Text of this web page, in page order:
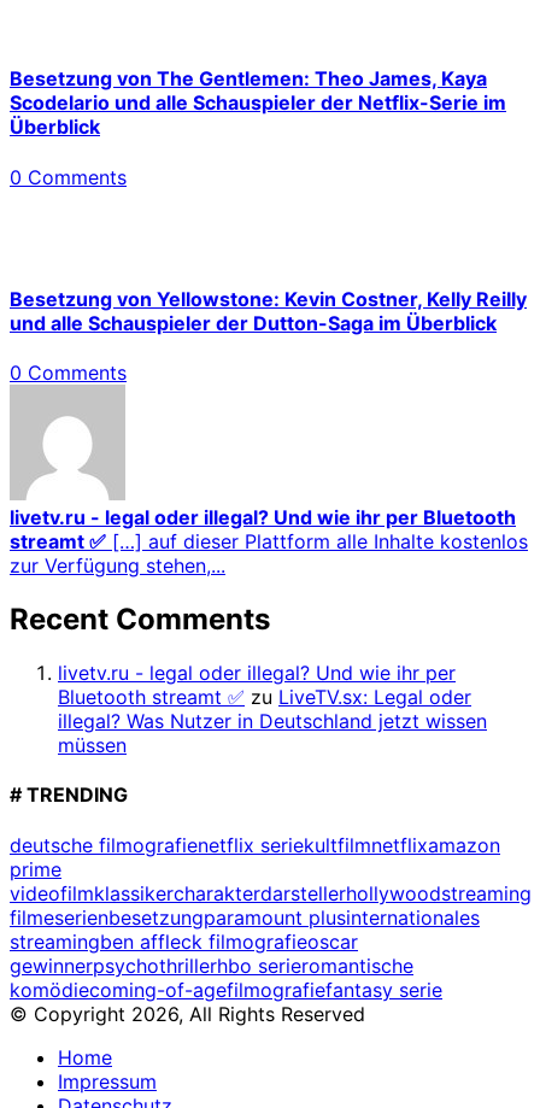
Besetzung von The Gentlemen: Theo James, Kaya
Scodelario und alle Schauspieler der Netflix-Serie im
Überblick
0 Comments
Besetzung von Yellowstone: Kevin Costner, Kelly Reilly
und alle Schauspieler der Dutton-Saga im Überblick
0 Comments
livetv.ru - legal oder illegal? Und wie ihr per Bluetooth
streamt ✅ […] auf dieser Plattform alle Inhalte kostenlos
zur Verfügung stehen,...
Recent Comments
livetv.ru - legal oder illegal? Und wie ihr per
Bluetooth streamt ✅ zu LiveTV.sx: Legal oder
illegal? Was Nutzer in Deutschland jetzt wissen
müssen
# TRENDING
deutsche filmografienetflix seriekultfilmnetflixamazon
prime
videofilmklassikercharakterdarstellerhollywoodstreaming
filmeserienbesetzungparamount plusinternationales
streamingben affleck filmografieoscar
gewinnerpsychothrillerhbo serieromantische
komödiecoming-of-agefilmografiefantasy serie
© Copyright 2026, All Rights Reserved
Home
Impressum